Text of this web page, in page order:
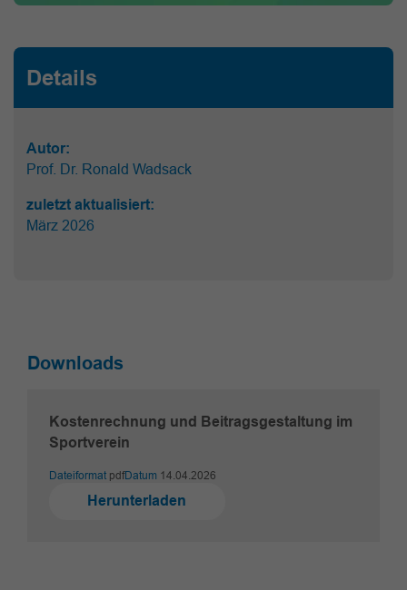
Details
Autor:
Prof. Dr. Ronald Wadsack
zuletzt aktualisiert:
März 2026
Downloads
Kostenrechnung und Beitragsgestaltung im
Sportverein
Dateiformat pdfDatum 14.04.2026
Herunterladen